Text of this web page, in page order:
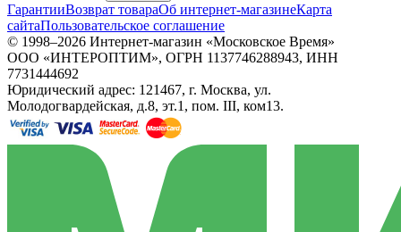
ГарантииВозврат товараОб интернет-магазинеКарта
сайтаПользовательское соглашение
© 1998–2026 Интернет-магазин «Московское Время»
ООО «ИНТЕРОПТИМ», ОГРН 1137746288943, ИНН
7731444692
Юридический адрес: 121467, г. Москва, ул.
Молодогвардейская, д.8, эт.1, пом. III, ком13.